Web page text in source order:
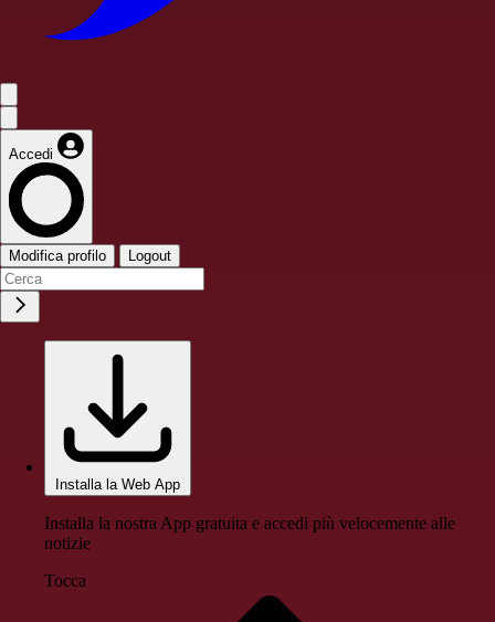
Accedi
Modifica profilo Logout
Installa la Web App
Installa la nostra App gratuita e accedi più velocemente alle
notizie
Tocca